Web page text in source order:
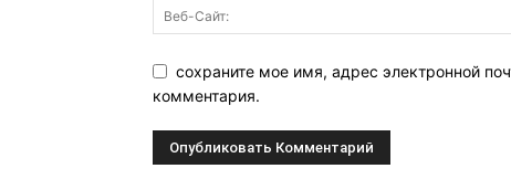
сохраните мое имя, адрес электронной
комментария.